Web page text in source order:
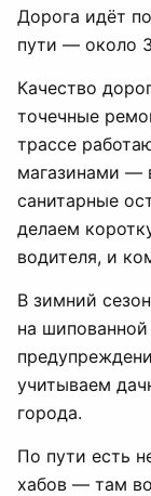
Дорога идёт
пути — около
Качество
точечные
трассе
магазинами —
санитарные
делаем
водителя, и
В зимний
на
учитываем
города.
По пути есть
хабов — там